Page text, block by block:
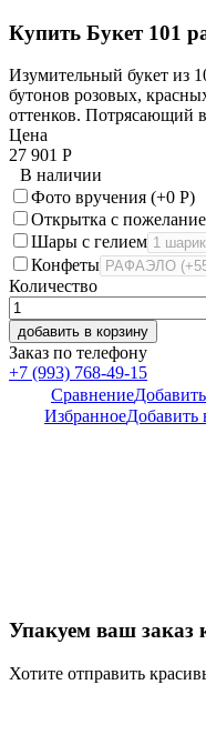
Купить Букет 101
Изумительный букет из
бутонов розовых,
оттенков. Потрясающий
Цена
27 901 Р
В наличии
Фото вручения (+0 Р)
Открытка с
Шары с гелием
Конфеты
Количество
добавить в корзину
Заказ по телефону
+7 (993) 768-49-15
Сравнение
ИзбранноеДобавить
Упакуем ваш заказ
Хотите отправить